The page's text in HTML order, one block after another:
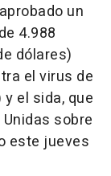
un
4.988
dólares)
el virus de
el sida, que
sobre
este jueves